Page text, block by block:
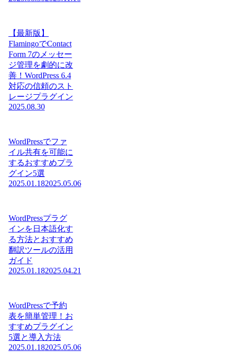
【最新版】
FlamingoでContact
Form 7のメッセー
ジ管理を劇的に改
善！WordPress 6.4
対応の信頼のスト
レージプラグイン
2025.08.30
WordPressでファ
イル共有を可能に
するおすすめプラ
グイン5選
2025.01.182025.05.06
WordPressプラグ
インを日本語化す
る方法とおすすめ
翻訳ツールの活用
ガイド
2025.01.182025.04.21
WordPressで予約
表を簡単管理！お
すすめプラグイン
5選と導入方法
2025.01.182025.05.06